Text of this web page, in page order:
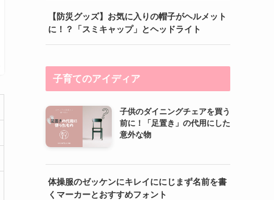
【防災グッズ】お気に入りの帽子がヘルメット
に！？「スミキャップ」とヘッドライト
子育てのアイディア
子供のダイニングチェアを買う
前に！「足置き」の代用にした
意外な物
体操服のゼッケンにキレイににじまず名前を書
くマーカーとおすすめフォント